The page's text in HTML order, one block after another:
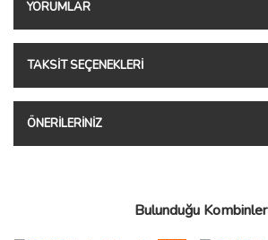
YORUMLAR
TAKSIT SEÇENEKLERI
ÖNERILERINIZ
Bulunduğu Kombinler